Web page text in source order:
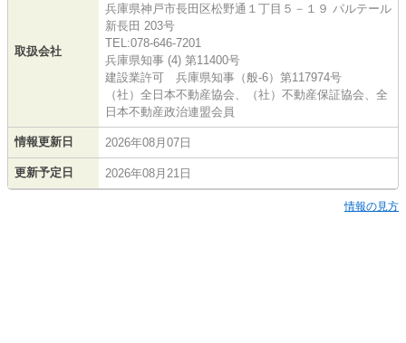
取扱会社
兵庫県神戸市長田区松野通１丁目５－１９ パルテール
新長田 203号
TEL:078-646-7201
兵庫県知事 (4) 第11400号
建設業許可 兵庫県知事（般-6）第117974号
（社）全日本不動産協会、（社）不動産保証協会、全
日本不動産政治連盟会員
情報更新日 2026年08月07日
更新予定日 2026年08月21日
情報の見方